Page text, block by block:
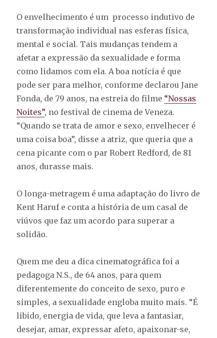
O envelhecimento é um processo indutivo de
transformação individual nas esferas física,
mental e social. Tais mudanças tendem a
afetar a expressão da sexualidade e forma
como lidamos com ela. A boa notícia é que
pode ser para melhor, conforme declarou Jane
Fonda, de 79 anos, na estreia do filme “Nossas
Noites”, no festival de cinema de Veneza.
“Quando se trata de amor e sexo, envelhecer é
uma coisa boa”, disse a atriz, que queria que a
cena picante com o par Robert Redford, de 81
anos, durasse mais.
O longa-metragem é uma adaptação do livro de
Kent Haruf e conta a história de um casal de
viúvos que faz um acordo para superar a
solidão.
Quem me deu a dica cinematográfica foi a
pedagoga N.S., de 64 anos, para quem
diferentemente do conceito de sexo, puro e
simples, a sexualidade engloba muito mais. “É
libido, energia de vida, que leva a fantasiar,
desejar, amar, expressar afeto, apaixonar-se,